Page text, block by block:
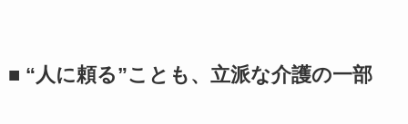
■ “人に頼る”ことも、立派な介護の一部